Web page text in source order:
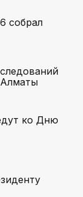
собрал
Алматы
ко Дню